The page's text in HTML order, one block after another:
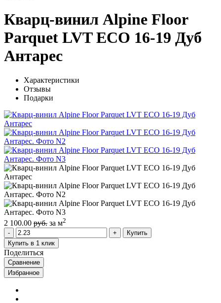
Кварц-винил Alpine Floor
Parquet LVT ECO 16-19 Дуб
Антарес
Характеристики
Отзывы
Подарки
2 100.00 руб. за м2
Купить
Купить в 1 клик
Поделиться
Сравнение
Избранное